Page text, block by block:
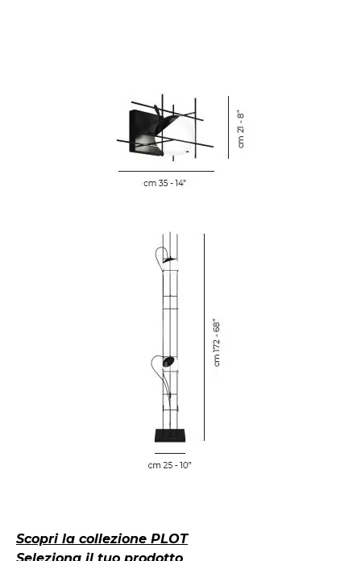
Scopri la collezione PLOT